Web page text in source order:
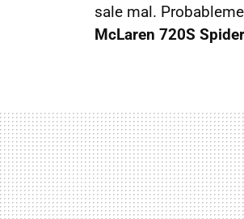
sale mal.
McLaren 720S Spider